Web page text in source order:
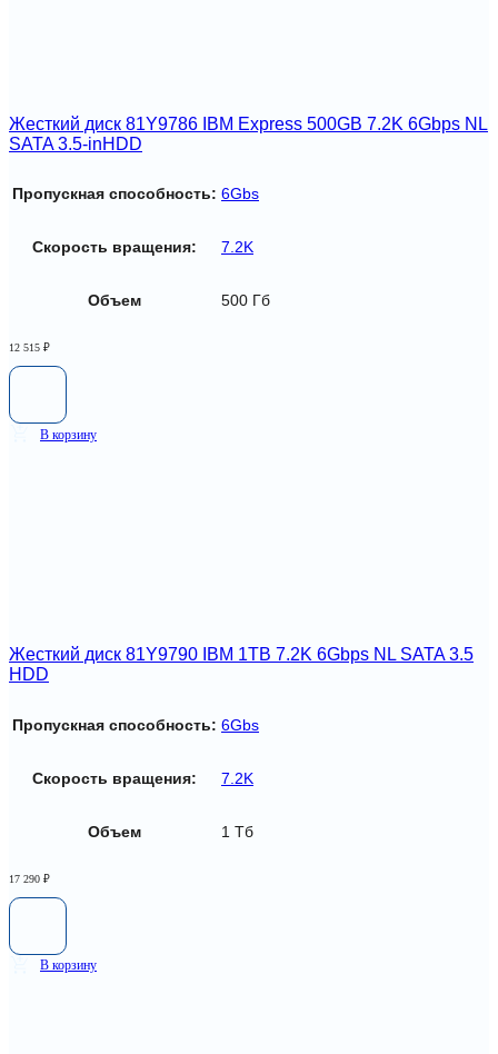
Жесткий диск 81Y9786 IBM Express 500GB 7.2K 6Gbps NL
SATA 3.5-inHDD
Пропускная способность: 6Gbs
Скорость вращения: 7.2K
Объем 500 Гб
12 515 ₽
В корзину
Жесткий диск 81Y9790 IBM 1TB 7.2K 6Gbps NL SATA 3.5
HDD
Пропускная способность: 6Gbs
Скорость вращения: 7.2K
Объем 1 Тб
17 290 ₽
В корзину